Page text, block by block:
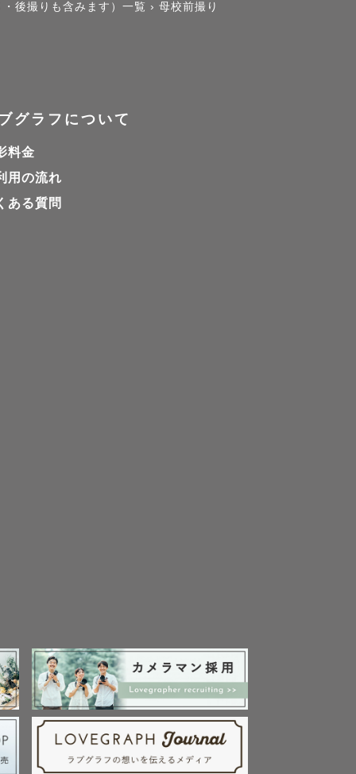
人への感
。
います。
しさが溢
せていた
行いま
後撮りも含みます）一覧 › 母校前撮り
グラフについて
料金
用の流れ
ある質問